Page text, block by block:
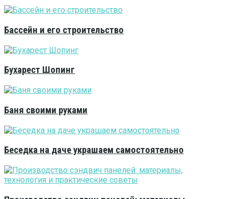
Бассейн и его строительство
Бухарест Шопинг
Баня своими руками
Беседка на даче украшаем самостоятельно